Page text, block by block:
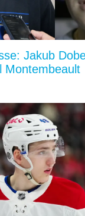
Jakub
Montembeault